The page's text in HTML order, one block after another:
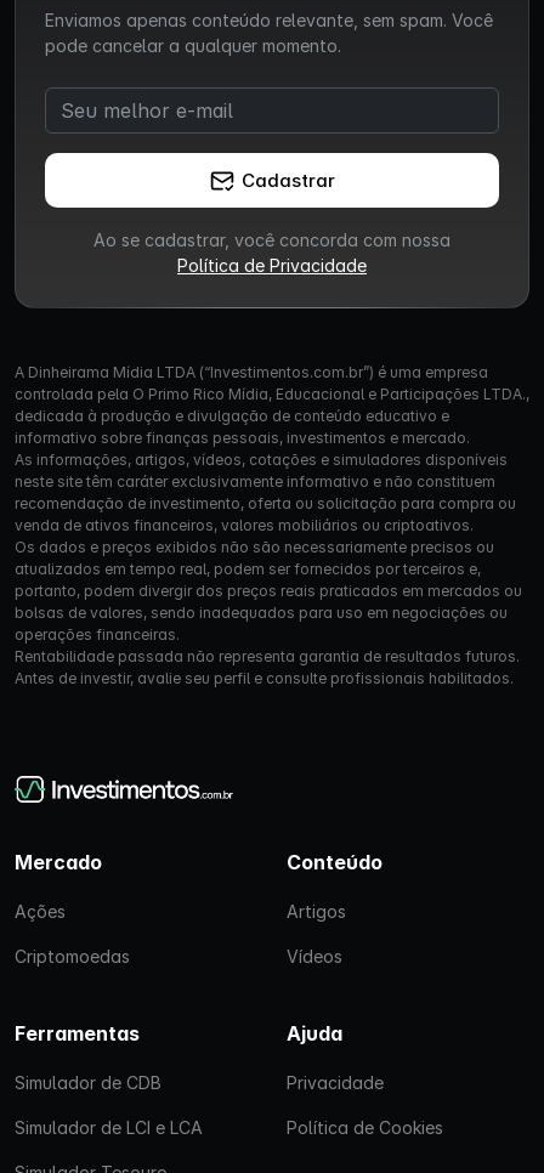
Enviamos apenas conteúdo relevante, sem spam. Você
pode cancelar a qualquer momento.
Cadastrar
Ao se cadastrar, você concorda com nossa
Política de Privacidade
A Dinheirama Mídia LTDA (“Investimentos.com.br”) é uma empresa
controlada pela O Primo Rico Mídia, Educacional e Participações LTDA.,
dedicada à produção e divulgação de conteúdo educativo e
informativo sobre finanças pessoais, investimentos e mercado.
As informações, artigos, vídeos, cotações e simuladores disponíveis
neste site têm caráter exclusivamente informativo e não constituem
recomendação de investimento, oferta ou solicitação para compra ou
venda de ativos financeiros, valores mobiliários ou criptoativos.
Os dados e preços exibidos não são necessariamente precisos ou
atualizados em tempo real, podem ser fornecidos por terceiros e,
portanto, podem divergir dos preços reais praticados em mercados ou
bolsas de valores, sendo inadequados para uso em negociações ou
operações financeiras.
Rentabilidade passada não representa garantia de resultados futuros.
Antes de investir, avalie seu perfil e consulte profissionais habilitados.
Mercado
Ações
Criptomoedas
Conteúdo
Artigos
Vídeos
Ferramentas
Simulador de CDB
Simulador de LCI e LCA
Ajuda
Privacidade
Política de Cookies